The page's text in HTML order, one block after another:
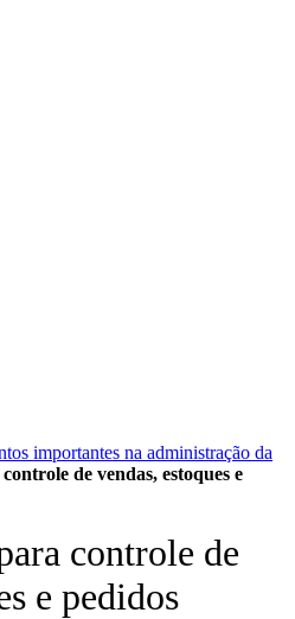
importantes na administração da
de vendas, estoques e
controle de
e pedidos